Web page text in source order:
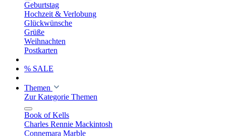
Geburtstag
Hochzeit & Verlobung
Glückwünsche
Grüße
Weihnachten
Postkarten
% SALE
Themen
Zur Kategorie Themen
Book of Kells
Charles Rennie Mackintosh
Connemara Marble